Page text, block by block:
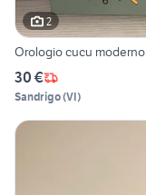
2
Orologio cucu moderno
30 €
Sandrigo(VI)